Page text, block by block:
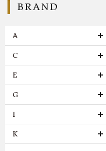
BRAND
A
C
E
G
I
K